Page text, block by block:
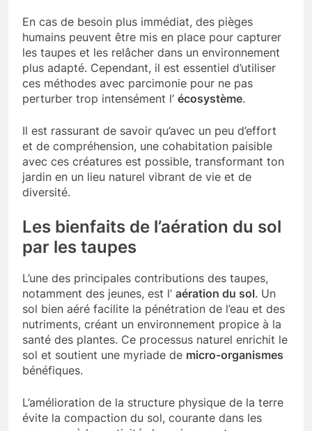
En cas de besoin plus immédiat, des pièges
humains peuvent être mis en place pour capturer
les taupes et les relâcher dans un environnement
plus adapté. Cependant, il est essentiel d’utiliser
ces méthodes avec parcimonie pour ne pas
perturber trop intensément l’ écosystème.
Il est rassurant de savoir qu’avec un peu d’effort
et de compréhension, une cohabitation paisible
avec ces créatures est possible, transformant ton
jardin en un lieu naturel vibrant de vie et de
diversité.
Les bienfaits de l’aération du sol
par les taupes
L’une des principales contributions des taupes,
notamment des jeunes, est l’ aération du sol. Un
sol bien aéré facilite la pénétration de l’eau et des
nutriments, créant un environnement propice à la
santé des plantes. Ce processus naturel enrichit le
sol et soutient une myriade de micro-organismes
bénéfiques.
L’amélioration de la structure physique de la terre
évite la compaction du sol, courante dans les